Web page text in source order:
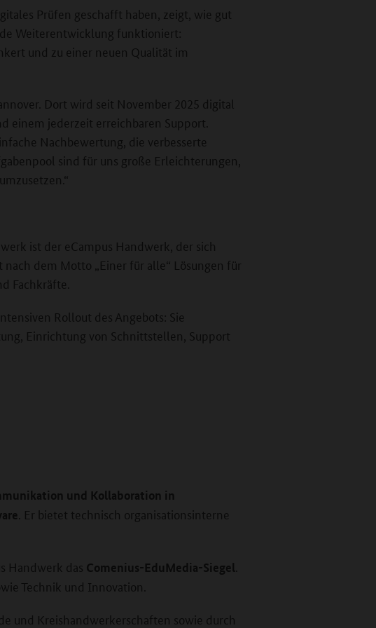
Prüfen geschafft haben, zeigt, wie gut
Weiterentwicklung funktioniert:
und zu einer neuen Qualität im
Dort wird seit November 2025 digital
einem jederzeit erreichbaren Support.
Nachbewertung, die verbesserte
sind für uns große Erleichterungen,
ist der eCampus Handwerk, der sich
dem Motto „Einer für alle“ Lösungen für
Fachkräfte.
Rollout des Angebots: Sie
Einrichtung von Schnittstellen, Support
und Kollaboration in
. Er bietet technisch organisationsinterne
Handwerk das Comenius-EduMedia-Siegel
Technik und Innovation.
und Kreishandwerkerschaften sowie durch